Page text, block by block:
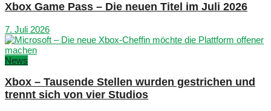
Xbox Game Pass – Die neuen Titel im Juli 2026
7. Juli 2026
News
Xbox – Tausende Stellen wurden gestrichen und
trennt sich von vier Studios